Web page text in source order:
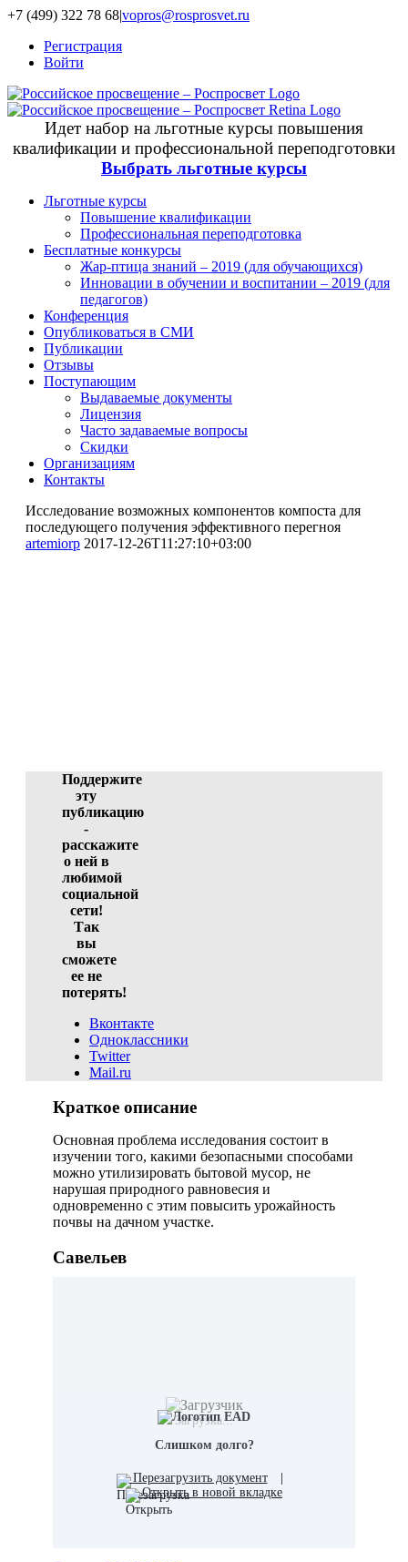
+7 (499) 322 78 68|vopros@rosprosvet.ru
Регистрация
Войти
Идет набор на льготные курсы повышения
квалификации и профессиональной переподготовки
Выбрать льготные курсы
Льготные курсы
Повышение квалификации
Профессиональная переподготовка
Бесплатные конкурсы
Жар-птица знаний – 2019 (для обучающихся)
Инновации в обучении и воспитании – 2019 (для
педагогов)
Конференция
Опубликоваться в СМИ
Публикации
Отзывы
Поступающим
Выдаваемые документы
Лицензия
Часто задаваемые вопросы
Скидки
Организациям
Контакты
Исследование возможных компонентов компоста для
последующего получения эффективного перегноя
artemiorp 2017-12-26T11:27:10+03:00
Поддержите
эту
публикацию
-
расскажите
о ней в
любимой
социальной
сети!
Так
вы
сможете
ее не
потерять!
Вконтакте
Одноклассники
Twitter
Mail.ru
Краткое описание
Основная проблема исследования состоит в
изучении того, какими безопасными способами
можно утилизировать бытовой мусор, не
нарушая природного равновесия и
одновременно с этим повысить урожайность
почвы на дачном участке.
Савельев
Загрузка...
Слишком долго?
Перезагрузить документ
Открыть в новой вкладке